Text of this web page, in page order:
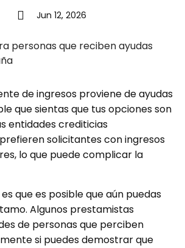
Jun 12, 2026
de ingresos proviene de ayudas
que sientas que tus opciones son
entidades crediticias
solicitantes con ingresos
lo que puede complicar la
que es posible que aún puedas
Algunos prestamistas
de personas que perciben
si puedes demostrar que